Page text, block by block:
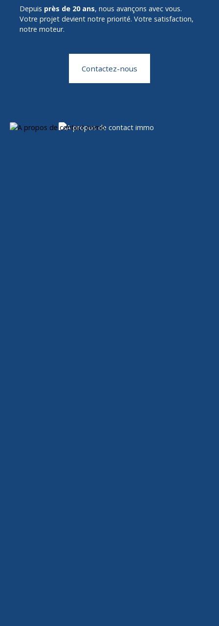
Depuis près de 20 ans, nous avançons avec vous.
Votre projet devient notre priorité. Votre satisfaction,
notre moteur.
Contactez-nous